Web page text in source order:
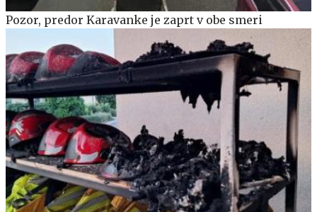
Pozor, predor Karavanke je zaprt v obe smeri